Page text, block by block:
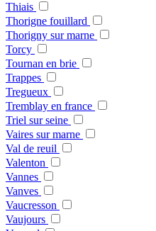
Thiais
Thorigne fouillard
Thorigny sur marne
Torcy
Tournan en brie
Trappes
Tregueux
Tremblay en france
Triel sur seine
Vaires sur marne
Val de reuil
Valenton
Vannes
Vanves
Vaucresson
Vaujours